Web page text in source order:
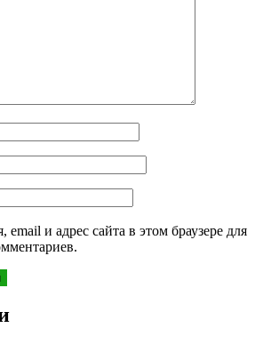
и адрес сайта в этом браузере для